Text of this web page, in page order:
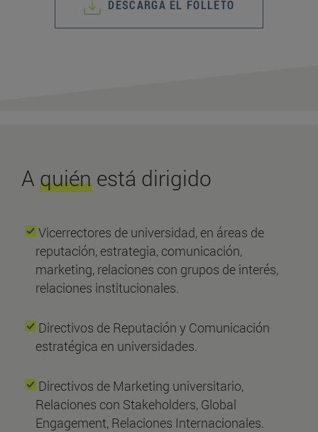
DESCARGA EL FOLLETO
A quién está dirigido
Vicerrectores de universidad, en áreas de
reputación, estrategia, comunicación,
marketing, relaciones con grupos de interés,
relaciones institucionales.
Directivos de Reputación y Comunicación
estratégica en universidades.
Directivos de Marketing universitario,
Relaciones con Stakeholders, Global
Engagement, Relaciones Internacionales.